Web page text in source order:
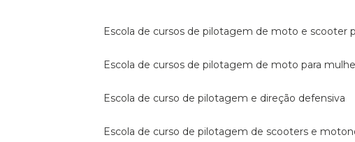
escola de cursos de pilotagem de moto e scooter
escola de cursos de pilotagem de moto para
escola de curso de pilotagem e direção defensiva
escola de curso de pilotagem de scooters e